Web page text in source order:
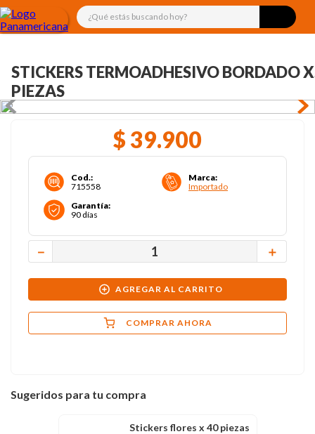
¿Qué estás buscando hoy?
STICKERS TERMOADHESIVO BORDADO
PIEZAS
$ 39.900
Cod.:
715558
Marca:
Importado
Garantía:
90 días
＋
－
AGREGAR AL CARRITO
COMPRAR AHORA
Sugeridos para tu compra
Stickers flores x 40 piezas